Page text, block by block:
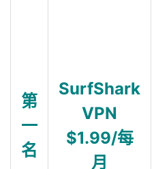
第
一
名
SurfShark
VPN
$1.99/每
月